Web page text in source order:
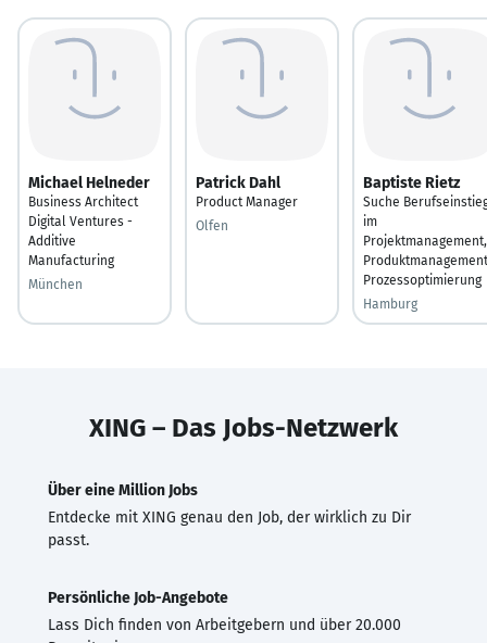
Michael Helneder
Business Architect
Digital Ventures -
Additive
Manufacturing
München
Patrick Dahl
Product Manager
Olfen
Baptiste Rietz
Suche
im
Projektmanagement,
Prozessoptimierung
Hamburg
XING – Das Jobs-Netzwerk
Über eine Million Jobs
Entdecke mit XING genau den Job, der wirklich zu Dir
passt.
Persönliche Job-Angebote
Lass Dich finden von Arbeitgebern und über 20.000